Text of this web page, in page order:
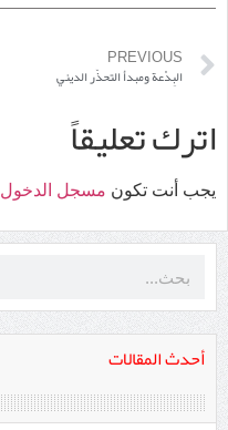
أحدث المقالات
PREVIOUS
البِدْعة ومبدأ التحذُّر الديني
اترك تعليقاً
يجب أنت تكون مسجل الدخول